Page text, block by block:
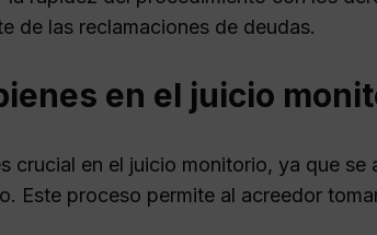
de las reclamaciones de deudas.
en el juicio
crucial en el juicio monitorio, ya que se
Este proceso permite al acreedor